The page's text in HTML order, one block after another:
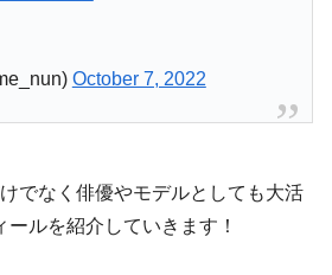
October 7, 2022
でなく俳優やモデルとしても大活
ルを紹介していきます！